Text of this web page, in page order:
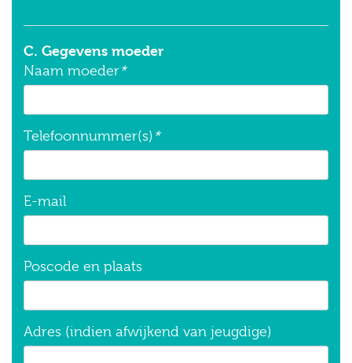
C. Gegevens moeder
Naam moeder*
Telefoonnummer(s) *
E-mail
Poscode en plaats
Adres (indien afwijkend van jeugdige)